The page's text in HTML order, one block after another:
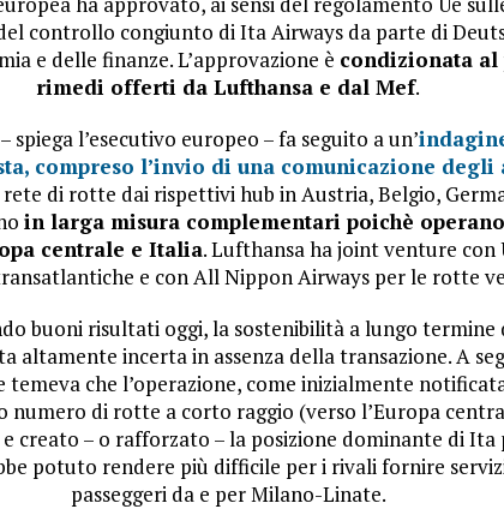
controllo congiunto di Ita Airways da parte di
e delle finanze. L’approvazione è condizionata
rimedi offerti da Lufthansa e dal Mef.
spiega l’esecutivo europeo – fa seguito a un’
compreso l’invio di una comunicazione degli
di rotte dai rispettivi hub in Austria, Belgio,
in larga misura complementari poichè
centrale e Italia. Lufthansa ha joint venture
e con All Nippon Airways per le rotte
buoni risultati oggi, la sostenibilità a lungo
altamente incerta in assenza della transazione. A
temeva che l’operazione, come inizialmente
numero di rotte a corto raggio (verso l’Europa
creato – o rafforzato – la posizione dominante di Ita
potuto rendere più difficile per i rivali fornire
passeggeri da e per Milano-Linate.